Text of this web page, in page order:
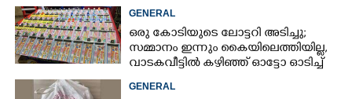
GENERAL
ഒരു കോടിയുടെ ലോട്ടറി അടിച്ചു;
സമ്മാനം ഇന്നും കൈയിലെത്തിയില്ല,
വാടകവീട്ടിൽ കഴിഞ്ഞ് ഓട്ടോ ഓടിച്ച്
73കാരൻ
GENERAL